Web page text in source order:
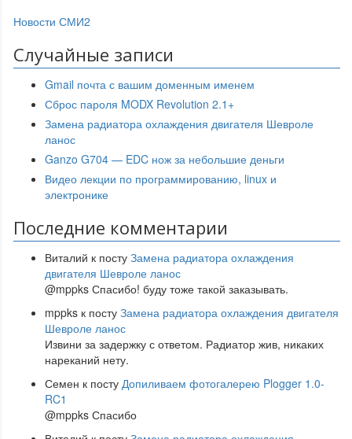
Новости СМИ2
Случайные записи
Gmail почта с вашим доменным именем
Сброс пароля MODX Revolution 2.1+
Замена радиатора охлаждения двигателя Шевроле
ланос
Ganzo G704 — EDC нож за небольшие деньги
Видео лекции по программированию, linux и
электронике
Последние комментарии
Виталий к посту Замена радиатора охлаждения
двигателя Шевроле ланос
@mppks Спасибо! буду тоже такой заказывать.
mppks к посту Замена радиатора охлаждения двигателя
Шевроле ланос
Извини за задержку с ответом. Радиатор жив, никаких
нареканий нету.
Семен к посту Допиливаем фотогалерею Plogger 1.0-
RC1
@mppks Спасибо